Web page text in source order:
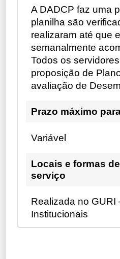
A DADCP faz uma
planilha são
realizaram até que
semanalmente
Todos os
proposição de
avaliação de
Prazo máximo
Variável
Locais e formas
serviço
Realizada no
Institucionais